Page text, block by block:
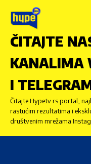
ČITAJTE
KANALIMA
I
Čitajte Hypetv.rs portal,
rastućim rezultatima i
društvenim mrežama